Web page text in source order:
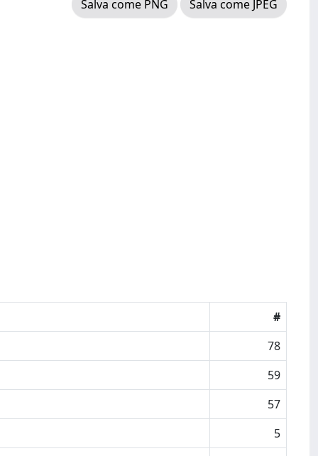
Salva come PNG Salva come JPEG
#
78
59
57
5